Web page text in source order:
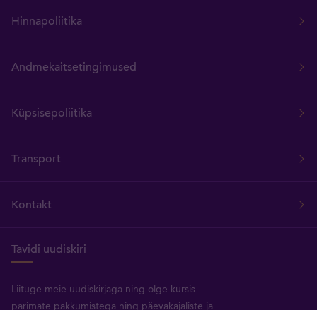
Hinnapoliitika
Andmekaitsetingimused
Küpsisepoliitika
Transport
Kontakt
Tavidi uudiskiri
Liituge meie uudiskirjaga ning olge kursis
parimate pakkumistega ning päevakajaliste ja